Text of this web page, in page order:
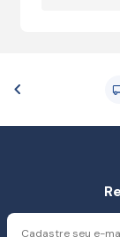
Anterior